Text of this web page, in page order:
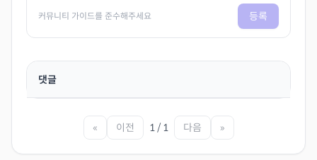
커뮤니티 가이드를 준수해주세요 등록
댓글
« 이전 1 / 1 다음 »